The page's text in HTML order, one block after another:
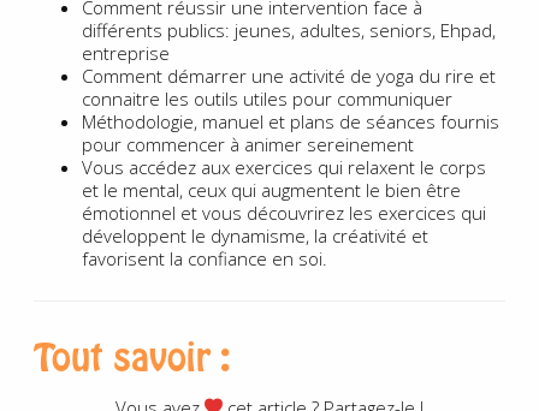
Comment réussir une intervention face à
différents publics: jeunes, adultes, seniors, Ehpad,
entreprise
Comment démarrer une activité de yoga du rire et
connaitre les outils utiles pour communiquer
Méthodologie, manuel et plans de séances fournis
pour commencer à animer sereinement
Vous accédez aux exercices qui relaxent le corps
et le mental, ceux qui augmentent le bien être
émotionnel et vous découvrirez les exercices qui
développent le dynamisme, la créativité et
favorisent la confiance en soi.
Tout savoir :